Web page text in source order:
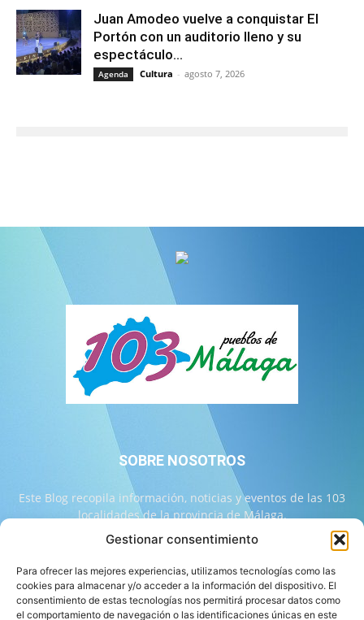
Gestionar consentimiento
Para ofrecer las mejores experiencias, utilizamos tecnologías como las
cookies para almacenar y/o acceder a la información del dispositivo. El
consentimiento de estas tecnologías nos permitirá procesar datos como
el comportamiento de navegación o las identificaciones únicas en este
Juan Amodeo vuelve a conquistar El
Portón con un auditorio lleno y su
espectáculo...
Agenda Cultura - agosto 7, 2026
SOBRE NOSOTROS
Este Blog recopila información, noticias y eventos de las 103
localidades de la provincia de Málaga.
Contáctanos:info@103malaga.com
SÍGUENOS